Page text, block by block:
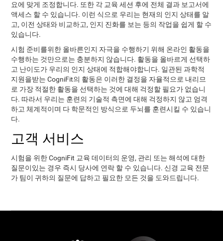
요에 맞게 조정합니다. 또한 각 교육 세션 후에 전체 결과 보고서에
액세스 할 수 있습니다. 이런 식으로 우리는 현재의 인지 상태를 알
고, 이전 상태와 비교하고, 인지 진화를 보는 등의 작업을 쉽게 할 수
있습니다.
시험 준비를위한 올바른인지 자극을 수행하기 위해 온라인 활동을
수행하는 것만으로는 충분하지 않습니다. 활동을 올바르게 선택하
고 난이도가 우리의 인지 상태에 적합해야합니다. 일관된 과학적
지원을받는 CogniFit의 활동은 이러한 결정을 자율적으로 내리므
로 가장 적절한 활동을 선택하는 것에 대해 걱정할 필요가 없습니
다. 따라서 우리는 훈련의 기술적 측면에 대해 걱정하지 않고 엄격
하고 체계적이며 다 학문적인 방식으로 두뇌를 훈련시킬 수 있습니
다.
고객 서비스
시험을 위한 CogniFit 교육 데이터의 운영, 관리 또는 해석에 대한
질문이있는 경우 즉시 당사에 연락 할 수 있습니다. 신경 교육 전문
가 팀이 귀하의 질문에 답하고 필요한 모든 것을 도와드립니다.